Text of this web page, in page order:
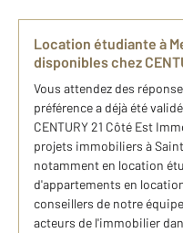
Location étudiante à
disponibles chez
Vous attendez des
préférence a déjà été
CENTURY 21 Côté Est
projets immobiliers à
notamment en location
d'appartements en
conseillers de notre
acteurs de l'immobilier